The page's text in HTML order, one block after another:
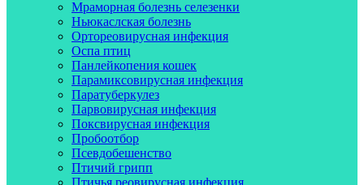
Мраморная болезнь селезенки
Ньюкаслская болезнь
Ортореовирусная инфекция
Оспа птиц
Панлейкопения кошек
Парамиксовирусная инфекция
Паратуберкулез
Парвовирусная инфекция
Поксвирусная инфекция
Пробоотбор
Псевдобешенство
Птичий грипп
Птичья реовирусная инфекция